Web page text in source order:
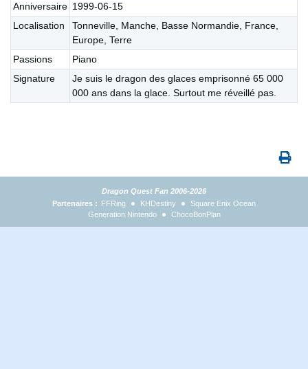
Anniversaire 1999-06-15
Localisation
Tonneville, Manche, Basse Normandie, France,
Europe, Terre
Passions
Piano
Signature
Je suis le dragon des glaces emprisonné 65 000
000 ans dans la glace. Surtout me réveillé pas.
Dragon Quest Fan 2006-2026
Partenaires : FFRing KHDestiny
Square Enix Ocean
Generation Nintendo
ChocoBonPlan